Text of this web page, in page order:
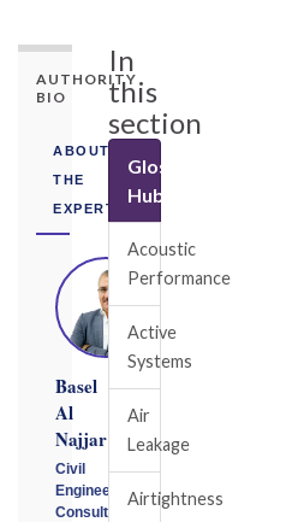
AUTHORITY
BIO
ABOUT
THE
EXPERT
Basel
Al
Najjar
Civil
Engineering
Consultant
In
this
section
Glossary
Hub
Acoustic
Performance
Active
Systems
Air
Leakage
Airtightness